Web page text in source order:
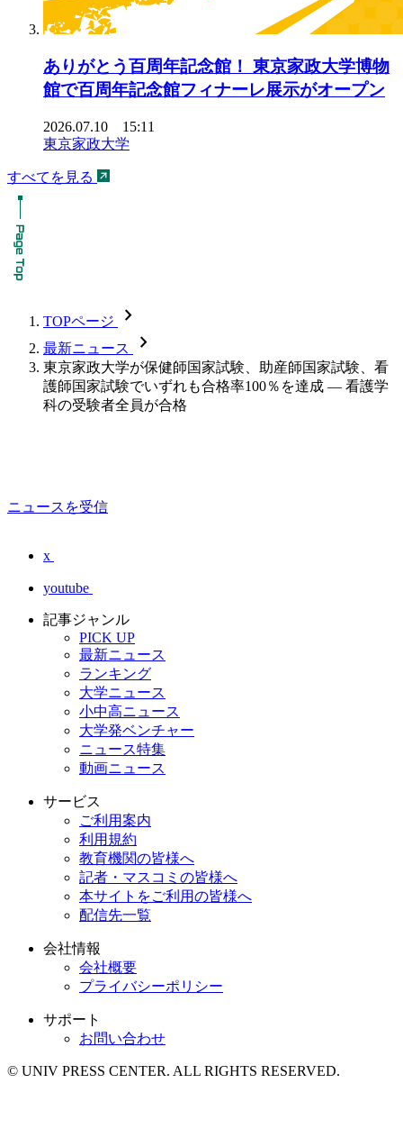
ありがとう百周年記念館！ 東京家政大学博物
館で百周年記念館フィナーレ展示がオープン
2026.07.10 15:11
東京家政大学
すべてを見る
TOPページ chevron_forward
最新ニュース chevron_forward
東京家政大学が保健師国家試験、助産師国家試験、看
護師国家試験でいずれも合格率100％を達成 — 看護学
科の受験者全員が合格
ニュースを受信
x
youtube
記事ジャンル
PICK UP
最新ニュース
ランキング
大学ニュース
小中高ニュース
大学発ベンチャー
ニュース特集
動画ニュース
サービス
ご利用案内
利用規約
教育機関の皆様へ
記者・マスコミの皆様へ
本サイトをご利用の皆様へ
配信先一覧
会社情報
会社概要
プライバシーポリシー
サポート
お問い合わせ
© UNIV PRESS CENTER. ALL RIGHTS RESERVED.